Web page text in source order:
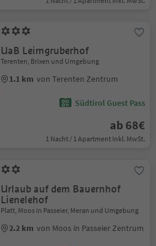
UaB Leimgruberhof
Terenten, Brixen und Umgebung
1.1 km von Terenten Zentrum
Südtirol Guest Pass
ab 68€
1 Nacht / 1 Apartment Inkl. MwSt.
Urlaub auf dem Bauernhof
Lienelehof
Platt, Moos in Passeier, Meran und Umgebung
2.2 km von Moos in Passeier Zentrum